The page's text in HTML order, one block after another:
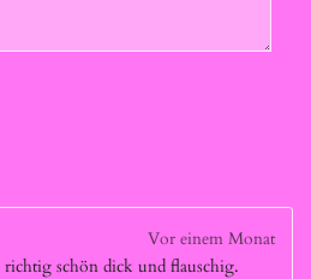
Vor einem Monat
richtig schön dick und flauschig.